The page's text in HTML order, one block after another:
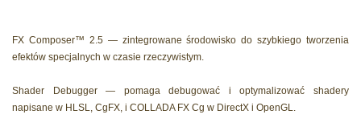
FX Composer™ 2.5 — zintegrowane środowisko do szybkiego tworzenia
efektów specjalnych w czasie rzeczywistym.
Shader Debugger — pomaga debugować i optymalizować shadery
napisane w HLSL, CgFX, i COLLADA FX Cg w DirectX i OpenGL.